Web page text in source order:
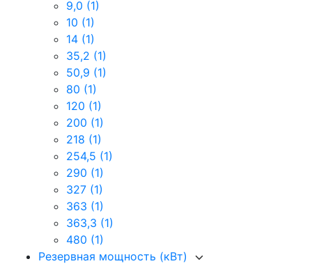
9,0 (1)
10 (1)
14 (1)
35,2 (1)
50,9 (1)
80 (1)
120 (1)
200 (1)
218 (1)
254,5 (1)
290 (1)
327 (1)
363 (1)
363,3 (1)
480 (1)
Резервная мощность (кВт)